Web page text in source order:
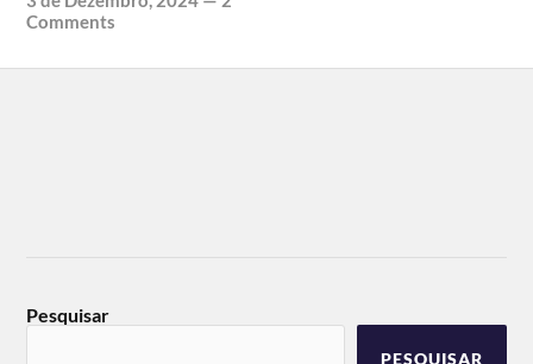
Comments
Pesquisar
PESQUISAR